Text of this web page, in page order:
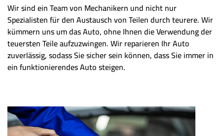
Wir sind ein Team von Mechanikern und nicht nur
Spezialisten für den Austausch von Teilen durch teurere. Wir
kümmern uns um das Auto, ohne Ihnen die Verwendung der
teuersten Teile aufzuzwingen. Wir reparieren Ihr Auto
zuverlässig, sodass Sie sicher sein können, dass Sie immer in
ein funktionierendes Auto steigen.